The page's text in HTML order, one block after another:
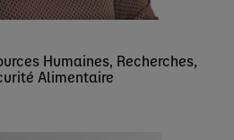
Humaines, Recherches,
Alimentaire